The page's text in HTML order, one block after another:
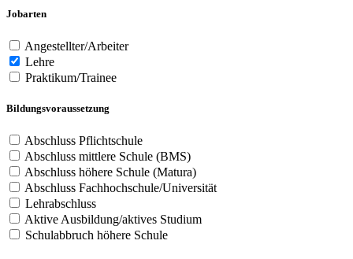
Jobarten
Angestellter/Arbeiter
Lehre
Praktikum/Trainee
Bildungsvoraussetzung
Abschluss Pflichtschule
Abschluss mittlere Schule (BMS)
Abschluss höhere Schule (Matura)
Abschluss Fachhochschule/Universität
Lehrabschluss
Aktive Ausbildung/aktives Studium
Schulabbruch höhere Schule